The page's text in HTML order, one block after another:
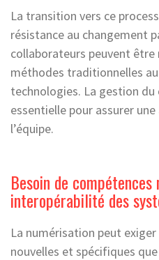
La transition vers ce
résistance au changement
collaborateurs peuvent
méthodes traditionnelles
technologies. La gestion
essentielle pour assurer
l’équipe.
Besoin de
interopérabilité des
La numérisation peut
nouvelles et spécifiques